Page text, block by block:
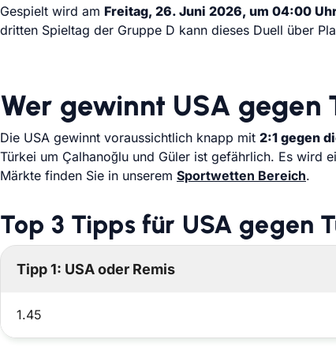
Gespielt wird am Freitag, 26. Juni 2026, um 04:00
dritten Spieltag der Gruppe D kann dieses Duell über
Wer gewinnt USA gegen
Die USA gewinnt voraussichtlich knapp mit 2:1 gegen
Türkei um Çalhanoğlu und Güler ist gefährlich. Es wird
Märkte finden Sie in unserem Sportwetten Bereich.
Top 3 Tipps für USA gegen
Tipp 1: USA oder Remis
1.45